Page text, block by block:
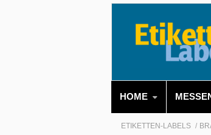
HOME
ETIKETTEN-LABELS